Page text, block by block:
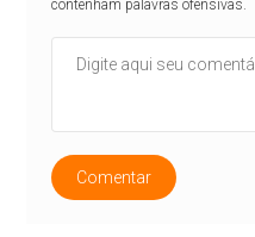
contenham palavras ofensivas.
Comentar